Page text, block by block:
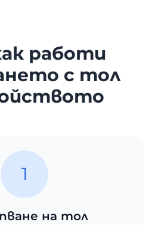
работи
с тол
1
на тол